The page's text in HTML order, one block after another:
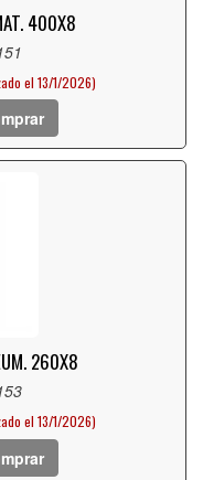
400X8
el 13/1/2026)
260X8
el 13/1/2026)